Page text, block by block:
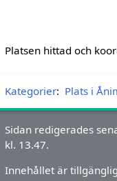
Platsen hittad och
Kategorier: Plats i
Sidan redigerades
kl. 13.47.
Innehållet är